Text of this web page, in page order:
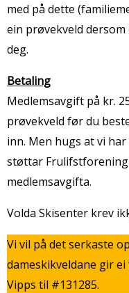
med på dette
ein prøvekveld
deg.
Betaling
Medlemsavgift på kr.
prøvekveld før du
inn. Men hugs at vi
støttar
medlemsavgifta.
Volda Skisenter krev
Vi vil på det serkaste
dameskikveldane gir
Vipps til #131285.